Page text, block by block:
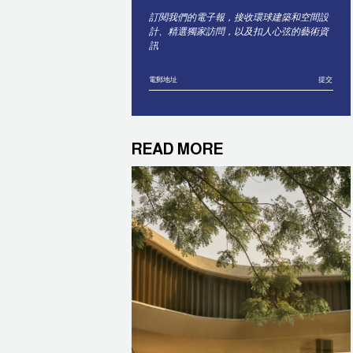
訂閱我們的電子報，接收環球建築和空間設
計、精選獨家訪問，以及扣人心弦的藝術資
訊
提交
READ MORE